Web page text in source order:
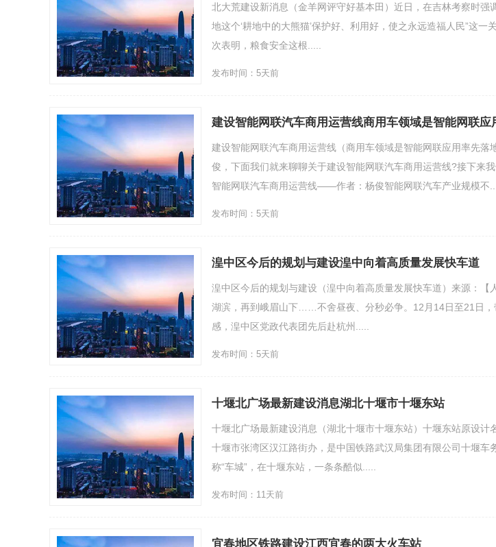
北大荒建设新消息（金羊网评守好基本田）近日，在吉林考察时强
地这个‘耕地中的大熊猫’保护好、利用好，使之永远造福人民”这一
次表明，粮食安全这根.....
发布时间：5天前
建设智能网联汽车商用运营线商用车领域是智能网联应
建设智能网联汽车商用运营线（商用车领域是智能网联应用率先
俊，下面我们就来聊聊关于建设智能网联汽车商用运营线?接下来
智能网联汽车商用运营线——作者：杨俊智能网联汽车产业规模不
发布时间：5天前
湟中区今后的规划与建设湟中向着高质量发展快车道
湟中区今后的规划与建设（湟中向着高质量发展快车道）来源：【
湖滨，再到峨眉山下……不舍昼夜、分秒必争。12月14日至21日，
感，湟中区党政代表团先后赴杭州.....
发布时间：5天前
十堰北广场最新建设消息湖北十堰市十堰东站
十堰北广场最新建设消息（湖北十堰市十堰东站）十堰东站原设计
十堰市张湾区汉江路街办，是中国铁路武汉局集团有限公司十堰车
称“车城”，在十堰东站，一条条酷似.....
发布时间：11天前
宜春地区铁路建设江西宜春的两大火车站